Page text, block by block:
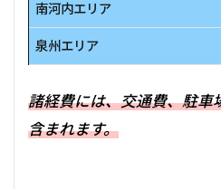
南河内エリア
泉州エリア
諸経費には、交通費、駐車
含まれます。